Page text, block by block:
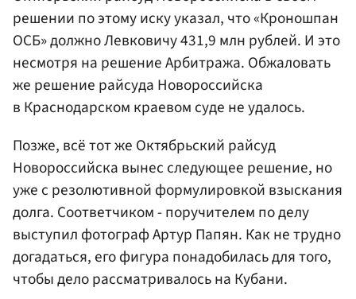
решении по этому иску указал, что «Кроношпан
ОСБ» должно Левковичу 431,9 млн рублей. И это
несмотря на решение Арбитража. Обжаловать
же решение райсуда Новороссийска
в Краснодарском краевом суде не удалось.
Позже, всё тот же Октябрьский райсуд
Новороссийска вынес следующее решение, но
уже с резолютивной формулировкой взыскания
долга. Соответчиком - поручителем по делу
выступил фотограф Артур Папян. Как не трудно
догадаться, его фигура понадобилась для того,
чтобы дело рассматривалось на Кубани.